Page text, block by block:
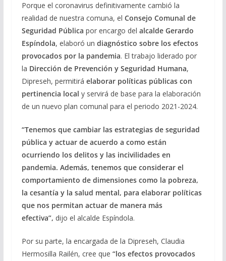
Porque el coronavirus definitivamente cambió la
realidad de nuestra comuna, el Consejo Comunal de
Seguridad Pública por encargo del alcalde Gerardo
Espíndola, elaboró un diagnóstico sobre los efectos
provocados por la pandemia. El trabajo liderado por
la Dirección de Prevención y Seguridad Humana,
Dipreseh, permitirá elaborar políticas públicas con
pertinencia local y servirá de base para la elaboración
de un nuevo plan comunal para el periodo 2021-2024.
“Tenemos que cambiar las estrategias de seguridad
pública y actuar de acuerdo a como están
ocurriendo los delitos y las incivilidades en
pandemia. Además, tenemos que considerar el
comportamiento de dimensiones como la pobreza,
la cesantía y la salud mental, para elaborar políticas
que nos permitan actuar de manera más
efectiva”, dijo el alcalde Espíndola.
Por su parte, la encargada de la Dipreseh, Claudia
Hermosilla Railén, cree que “los efectos provocados